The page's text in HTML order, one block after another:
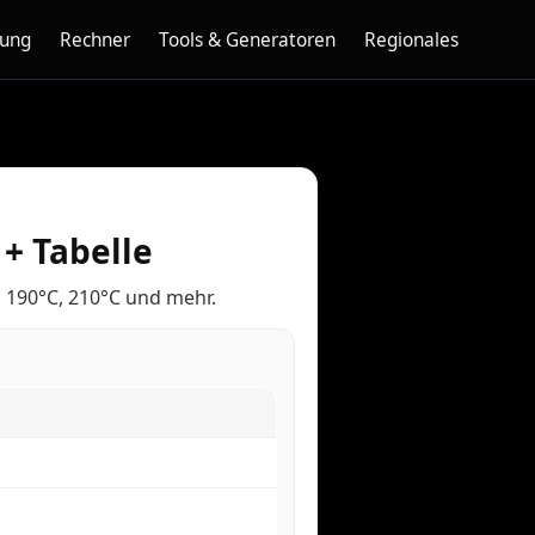
Rechner Tools & Generatoren Regionales
Tabelle
210°C und mehr.